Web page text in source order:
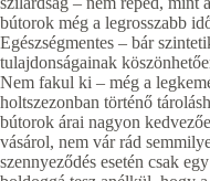
bútorok még a legrosszabb
Egészségmentes – bár
tulajdonságainak
Nem fakul ki – még a
holtszezonban történő
bútorok árai nagyon
vásárol, nem vár rád
szennyeződés esetén csak